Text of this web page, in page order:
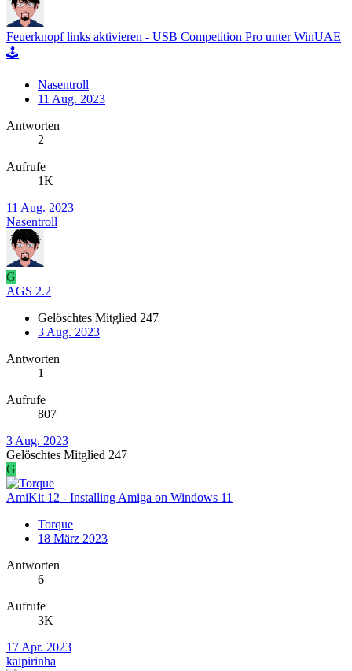
Feuerknopf links aktivieren - USB Competition Pro unter WinUAE
🕹️
Nasentroll
11 Aug. 2023
Antworten
2
Aufrufe
1K
11 Aug. 2023
Nasentroll
G
AGS 2.2
Gelöschtes Mitglied 247
3 Aug. 2023
Antworten
1
Aufrufe
807
3 Aug. 2023
Gelöschtes Mitglied 247
G
AmiKit 12 - Installing Amiga on Windows 11
Torque
18 März 2023
Antworten
6
Aufrufe
3K
17 Apr. 2023
kaipirinha